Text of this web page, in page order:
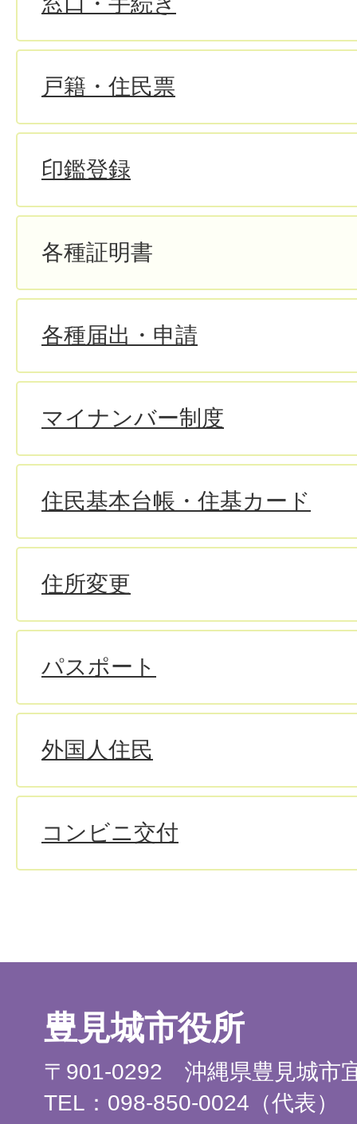
戸籍・住民票
印鑑登録
各種証明書
各種届出・申請
マイナンバー制度
住民基本台帳・住基カード
住所変更
パスポート
外国人住民
コンビニ交付
豊見城市役所
〒901-0292 沖縄県豊見城市
TEL：098-850-0024（代表）